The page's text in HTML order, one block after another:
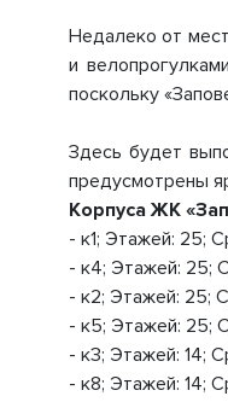
Недалеко от
и
поскольку
Здесь будет
предусмотрены
Корпуса ЖК
- к1; Этажей: 25;
- к4; Этажей: 25;
- к2; Этажей: 25;
- к5; Этажей: 25;
- к3; Этажей: 14;
- к8; Этажей: 14;